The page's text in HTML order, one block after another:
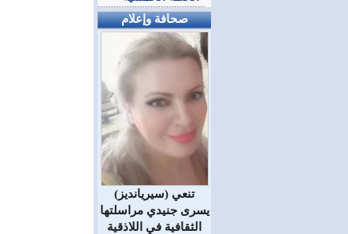
صحافة وإعلام
(سيريانديز) تنعي
يسرى جنيدي مراسلتها
الثقافية في اللاذقية